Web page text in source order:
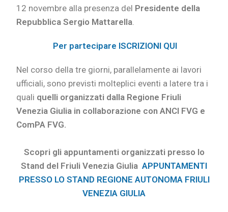
12 novembre alla presenza del Presidente della
Repubblica Sergio Mattarella
Per partecipare ISCRIZIONI QUI
Nel corso della tre giorni, parallelamente ai lavori
ufficiali, sono previsti molteplici eventi a latere tra i
quali quelli organizzati dalla Regione Friuli
Venezia Giulia in collaborazione con ANCI FVG e
ComPA FVG.
Scopri gli appuntamenti organizzati presso lo
Stand del Friuli Venezia Giulia APPUNTAMENTI
PRESSO LO STAND REGIONE AUTONOMA FRIULI
VENEZIA GIULIA